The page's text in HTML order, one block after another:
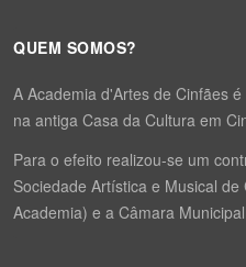
QUEM SOMOS?
A Academia d'Artes de Cinfães
na antiga Casa da Cultura em
Para o efeito realizou-se um
Sociedade Artística e Musical
Academia) e a Câmara